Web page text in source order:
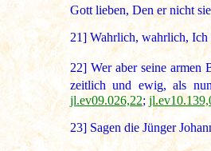
Gott lieben, Den er nicht
21]Wahrlich, wahrlich, Ich
22] Wer aber seine armen
zeitlich und ewig, als
jl.ev09.026,22;
23] Sagen die Jünger